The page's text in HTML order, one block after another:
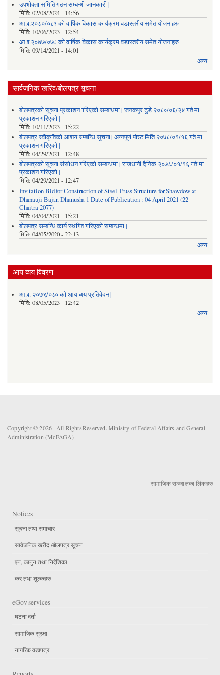
उपभोक्ता समिति गठन सम्बन्धी जानकारी |
मिति: 02/08/2024 - 14:56
आ.व.२०८०/०८१ को वार्षिक विकास कार्यक्रम वडास्तरीय समेत योजनाहरु
मिति: 10/06/2023 - 12:54
आ.व.२०७७/०७८ को वार्षिक विकास कार्यक्रम वडास्तरीय समेत योजनाहरु
मिति: 09/14/2021 - 14:01
अन्य
सार्वजनिक खरिद/बोलपत्र सूचना
बोलपत्रको सूचना प्रकाशन गरिएको सम्बन्धमा | जनकपुर टुडे २०८०/०६/२४ गते मा
प्रकाशन गरिएको |
मिति: 10/11/2023 - 15:22
बोलपत्र स्वीकृतिको आशय सम्बन्धि सूचना | अन्नपूर्ण पोस्ट मिति २०७८/०१/१६ गते मा
प्रकाशन गरिएको |
मिति: 04/29/2021 - 12:48
बोलपत्रको सूचना संसोधन गरिएको सम्बन्धमा | राजधानी दैनिक २०७८/०१/१६ गते मा
प्रकाशन गरिएको |
मिति: 04/29/2021 - 12:47
Invitation Bid for Construction of Steel Truss Structure for Shawdow at
Dhanauji Bajar, Dhanusha 1 Date of Publication : 04 April 2021 (22
Chaitra 2077)
मिति: 04/04/2021 - 15:21
बोलपत्र सम्बन्धि कार्य स्थगित गरिएको सम्बन्धमा |
मिति: 04/05/2020 - 22:13
अन्य
आय व्यय विवरण
आ.व. २०७९/०८० को आय व्यय प्रतिवेदन |
मिति: 08/05/2023 - 12:42
अन्य
Copyright © 2026 . All Rights Reserved. Ministry of Federal Affairs and General
Administration (MoFAGA).
सामाजिक सञ्जालका लिंकहरु
Notices
सूचना तथा समाचार
सार्वजनिक खरीद /बोलपत्र सूचना
एन, कानुन तथा निर्देशिका
कर तथा शुल्कहरु
eGov services
घटना दर्ता
सामाजिक सुरक्षा
नागरिक वडापत्र